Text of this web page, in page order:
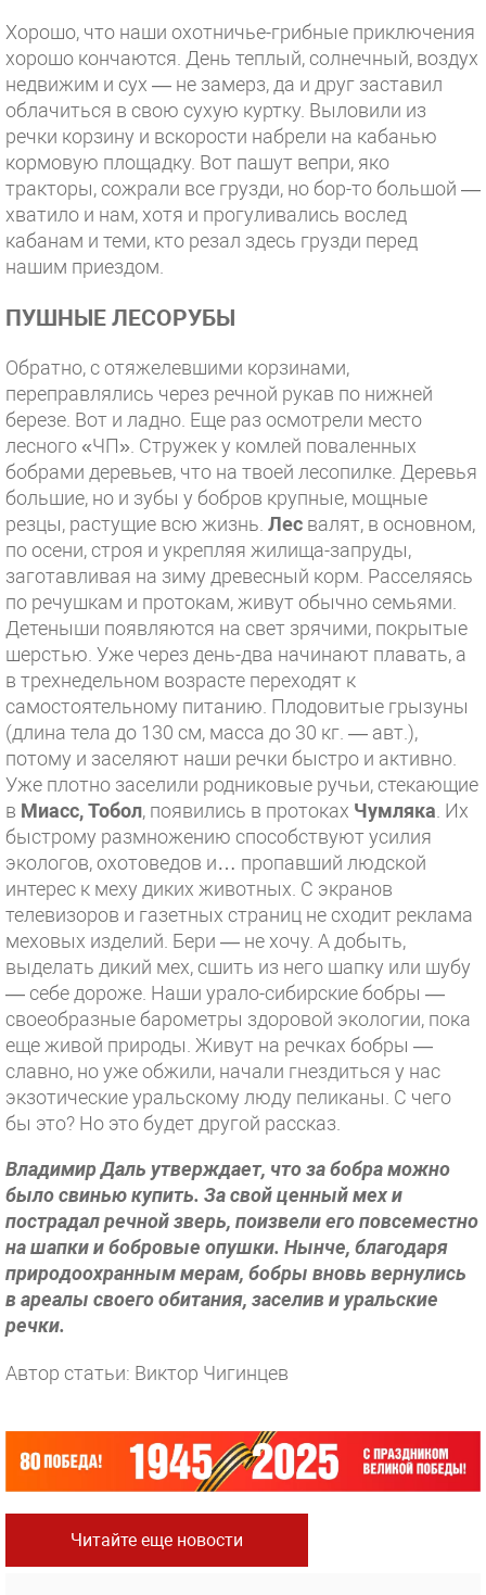
Хорошо, что наши охотничье-грибные приключения
хорошо кончаются. День теплый, солнечный, воздух
недвижим и сух — не замерз, да и друг заставил
облачиться в свою сухую куртку. Выловили из
речки корзину и вскорости набрели на кабанью
кормовую площадку. Вот пашут вепри, яко
тракторы, сожрали все грузди, но бор-то большой —
хватило и нам, хотя и прогуливались вослед
кабанам и теми, кто резал здесь грузди перед
нашим приездом.
ПУШНЫЕ ЛЕСОРУБЫ
Обратно, с отяжелевшими корзинами,
переправлялись через речной рукав по нижней
березе. Вот и ладно. Еще раз осмотрели место
лесного «ЧП». Стружек у комлей поваленных
бобрами деревьев, что на твоей лесопилке. Деревья
большие, но и зубы у бобров крупные, мощные
резцы, растущие всю жизнь. Лес валят, в основном,
по осени, строя и укрепляя жилища-запруды,
заготавливая на зиму древесный корм. Расселяясь
по речушкам и протокам, живут обычно семьями.
Детеныши появляются на свет зрячими, покрытые
шерстью. Уже через день-два начинают плавать, а
в трехнедельном возрасте переходят к
самостоятельному питанию. Плодовитые грызуны
(длина тела до 130 см, масса до 30 кг. — авт.),
потому и заселяют наши речки быстро и активно.
Уже плотно заселили родниковые ручьи, стекающие
в Миасс, Тобол, появились в протоках Чумляка. Их
быстрому размножению способствуют усилия
экологов, охотоведов и… пропавший людской
интерес к меху диких животных. С экранов
телевизоров и газетных страниц не сходит реклама
меховых изделий. Бери — не хочу. А добыть,
выделать дикий мех, сшить из него шапку или шубу
— себе дороже. Наши урало-сибирские бобры —
своеобразные барометры здоровой экологии, пока
еще живой природы. Живут на речках бобры —
славно, но уже обжили, начали гнездиться у нас
экзотические уральскому люду пеликаны. С чего
бы это? Но это будет другой рассказ.
Владимир Даль утверждает, что за бобра можно
было свинью купить. За свой ценный мех и
пострадал речной зверь, поизвели его повсеместно
на шапки и бобровые опушки. Нынче, благодаря
природоохранным мерам, бобры вновь вернулись
в ареалы своего обитания, заселив и уральские
речки.
Автор статьи: Виктор Чигинцев
Читайте еще новости